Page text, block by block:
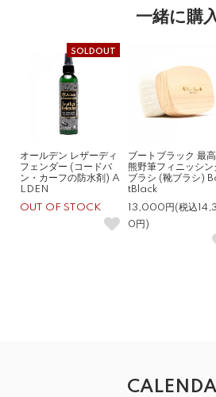
一緒に購
SOLDOUT
オールデン レザーディ
フェンダー (コードバ
ン・カーフの防水剤) A
LDEN
OUT OF STOCK
ブートブラック 最
熊野筆フィニッシン
ブラシ (靴ブラシ)
tBlack
13,000円(税込
0円)